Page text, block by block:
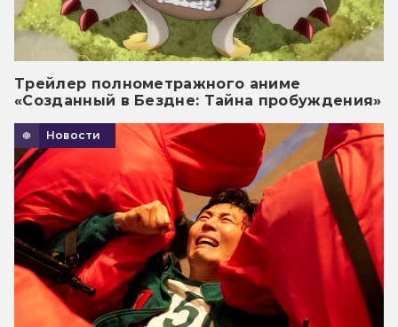
Трейлер полнометражного аниме
«Созданный в Бездне: Тайна пробуждения»
Новости